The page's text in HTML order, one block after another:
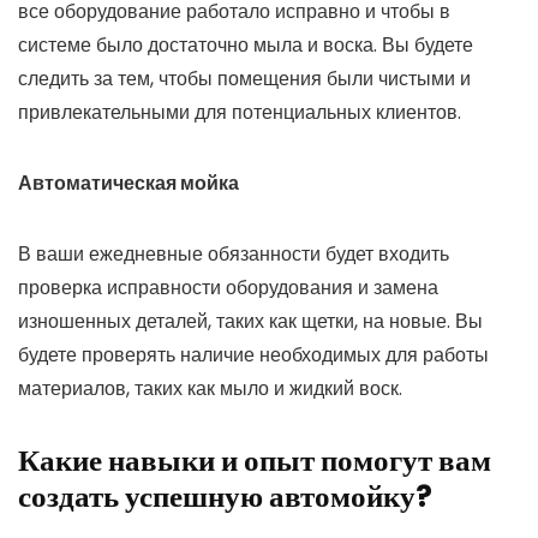
все оборудование работало исправно и чтобы в
системе было достаточно мыла и воска. Вы будете
следить за тем, чтобы помещения были чистыми и
привлекательными для потенциальных клиентов.
Автоматическая мойка
В ваши ежедневные обязанности будет входить
проверка исправности оборудования и замена
изношенных деталей, таких как щетки, на новые. Вы
будете проверять наличие необходимых для работы
материалов, таких как мыло и жидкий воск.
Какие навыки и опыт помогут вам
создать успешную автомойку?